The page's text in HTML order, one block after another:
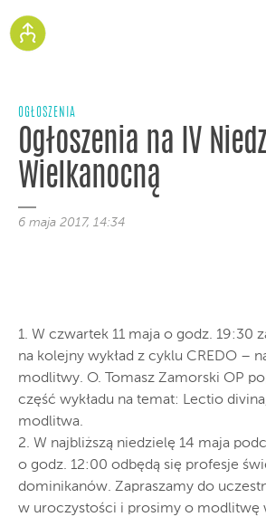
OGŁOSZENIA
Ogłoszenia na IV
Wielkanocną
6 maja 2017, 14:34
1. W czwartek 11 maja o godz. 19:30
na kolejny wykład z cyklu CREDO –
modlitwy. O. Tomasz Zamorski OP
część wykładu na temat: Lectio
modlitwa.
2. W najbliższą niedzielę 14 maja
o godz. 12:00 odbędą się profesje
dominikanów. Zapraszamy do
w uroczystości i prosimy o modlitwę